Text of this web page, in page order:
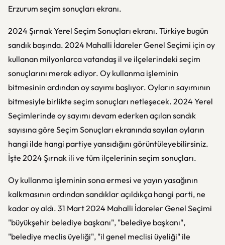
Erzurum seçim sonuçları ekranı.
2024 Şırnak Yerel Seçim Sonuçları ekranı. Türkiye bugün
sandık başında. 2024 Mahalli İdareler Genel Seçimi için oy
kullanan milyonlarca vatandaş il ve ilçelerindeki seçim
sonuçlarını merak ediyor. Oy kullanma işleminin
bitmesinin ardından oy sayımı başlıyor. Oyların sayımının
bitmesiyle birlikte seçim sonuçları netleşecek. 2024 Yerel
Seçimlerinde oy sayımı devam ederken açılan sandık
sayısına göre Seçim Sonuçları ekranında sayılan oyların
hangi ilde hangi partiye yansıdığını görüntüleyebilirsiniz.
İşte 2024 Şırnak ili ve tüm ilçelerinin seçim sonuçları.
Oy kullanma işleminin sona ermesi ve yayın yasağının
kalkmasının ardından sandıklar açıldıkça hangi parti, ne
kadar oy aldı. 31 Mart 2024 Mahalli İdareler Genel Seçimi
"büyükşehir belediye başkanı", "belediye başkanı",
"belediye meclis üyeliği", "il genel meclisi üyeliği" ile